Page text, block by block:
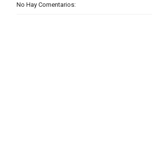
No Hay Comentarios: